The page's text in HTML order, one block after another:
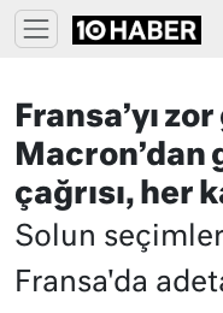
Fransa’yı
Macron’dan
çağrısı, her
Solun
Fransa'da